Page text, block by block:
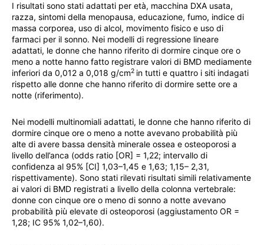
I risultati sono stati adattati per età, macchina DXA usata,
razza, sintomi della menopausa, educazione, fumo, indice di
massa corporea, uso di alcol, movimento fisico e uso di
farmaci per il sonno. Nei modelli di regressione lineare
adattati, le donne che hanno riferito di dormire cinque ore o
meno a notte hanno fatto registrare valori di BMD mediamente
inferiori da 0,012 a 0,018 g/cm2 in tutti e quattro i siti indagati
rispetto alle donne che hanno riferito di dormire sette ore a
notte (riferimento).
Nei modelli multinomiali adattati, le donne che hanno riferito di
dormire cinque ore o meno a notte avevano probabilità più
alte di avere bassa densità minerale ossea e osteoporosi a
livello dell’anca (odds ratio [OR] = 1,22; intervallo di
confidenza al 95% [CI] 1,03–1,45 e 1,63; 1,15– 2,31,
rispettivamente). Sono stati rilevati risultati simili relativamente
ai valori di BMD registrati a livello della colonna vertebrale:
donne con cinque ore o meno di sonno a notte avevano
probabilità più elevate di osteoporosi (aggiustamento OR =
1,28; IC 95% 1,02–1,60).